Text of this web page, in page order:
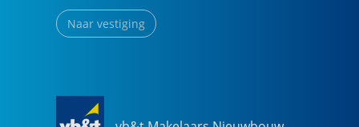
Naar vestiging